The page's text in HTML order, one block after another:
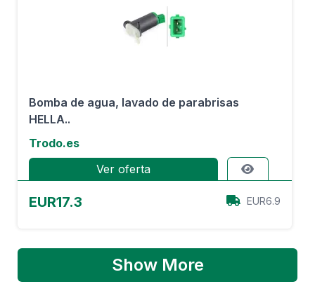
Bomba de agua, lavado de parabrisas
HELLA..
Trodo.es
Ver oferta
EUR17.3 EUR6.9
Show More